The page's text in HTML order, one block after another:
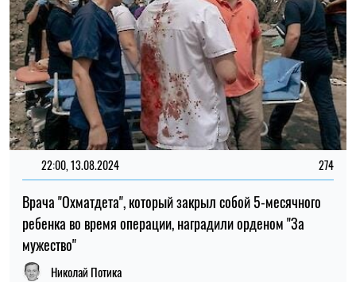
22:00, 13.08.2024 274
Врача "Охматдета", который закрыл собой 5-месячного
ребенка во время операции, наградили орденом "За
мужество"
Николай Потика